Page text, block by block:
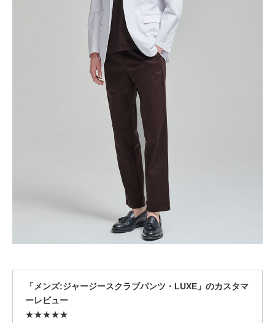
「メンズ:ジャージースクラブパンツ・LUXE」のカスタマ
ーレビュー
★★★★★